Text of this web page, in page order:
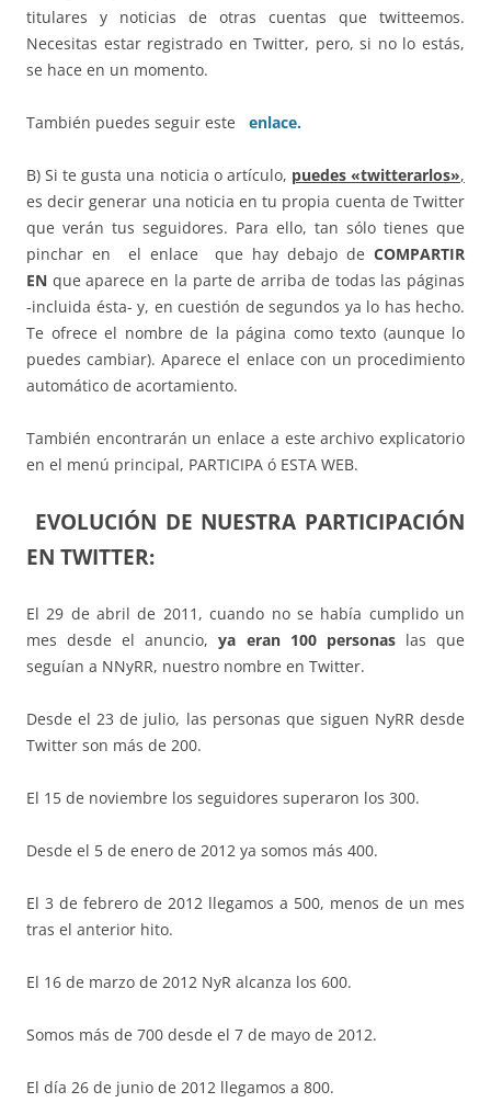
titulares y noticias de otras cuentas que twitteemos.
Necesitas estar registrado en Twitter, pero, si no lo estás,
se hace en un momento.
También puedes seguir este enlace.
B) Si te gusta una noticia o artículo, puedes «twitterarlos»,
es decir generar una noticia en tu propia cuenta de Twitter
que verán tus seguidores. Para ello, tan sólo tienes que
pinchar en el enlace que hay debajo de COMPARTIR
EN que aparece en la parte de arriba de todas las páginas
-incluida ésta- y, en cuestión de segundos ya lo has hecho.
Te ofrece el nombre de la página como texto (aunque lo
puedes cambiar). Aparece el enlace con un procedimiento
automático de acortamiento.
También encontrarán un enlace a este archivo explicatorio
en el menú principal, PARTICIPA ó ESTA WEB.
EVOLUCIÓN DE NUESTRA PARTICIPACIÓN
EN TWITTER:
El 29 de abril de 2011, cuando no se había cumplido un
mes desde el anuncio,ya eran 100 personas las que
seguían a NNyRR, nuestro nombre en Twitter.
Desde el 23 de julio, las personas que siguen NyRR desde
Twitter son más de 200.
El 15 de noviembre los seguidores superaron los 300.
Desde el 5 de enero de 2012 ya somos más 400.
El 3 de febrero de 2012 llegamos a 500, menos de un mes
tras el anterior hito.
El 16 de marzo de 2012 NyR alcanza los 600.
Somos más de 700 desde el 7 de mayo de 2012.
El día 26 de junio de 2012 llegamos a 800.